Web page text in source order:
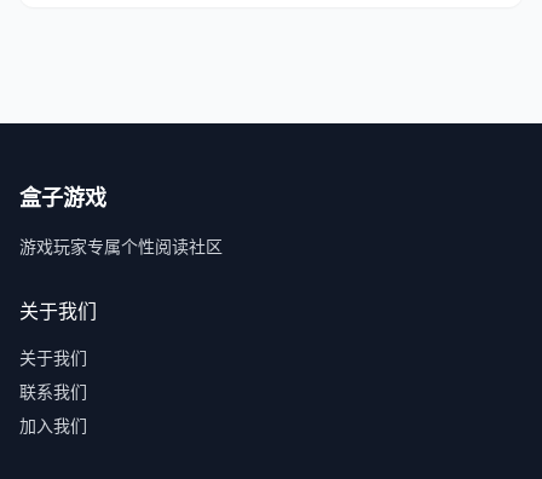
盒子游戏
游戏玩家专属个性阅读社区
关于我们
关于我们
联系我们
加入我们